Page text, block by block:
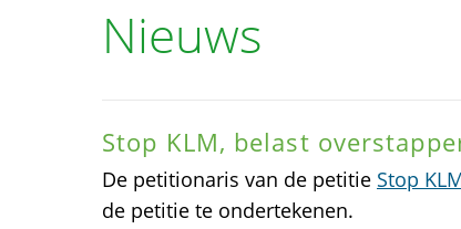
Nieuws
Stop KLM, belast
De petitionaris van de petitie Stop
de petitie te ondertekenen.